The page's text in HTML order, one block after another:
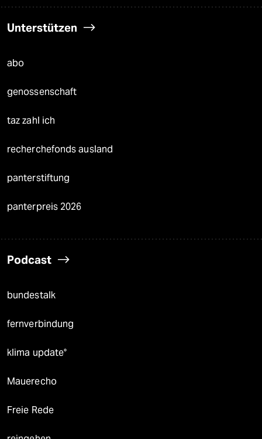
Unterstützen
abo
genossenschaft
taz zahl ich
recherchefonds ausland
panterstiftung
panterpreis 2026
Podcast
bundestalk
fernverbindung
klima update°
Mauerecho
Freie Rede